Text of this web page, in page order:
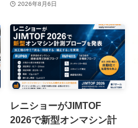
2026年8月6日
レニショーがJIMTOF
2026で新型オンマシン計